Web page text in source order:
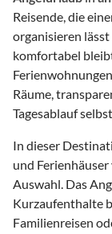
Reisende, die
organisieren
komfortabel
Räume,
Tagesablauf
In dieser
und
Auswahl. Das
Kurzaufenthalte
Familienreisen